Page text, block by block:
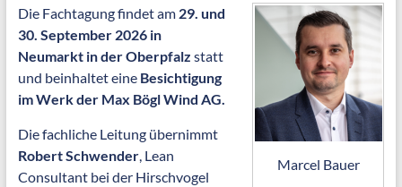
Marcel Bauer
Die Fachtagung findet am 29. und
30. September 2026 in
Neumarkt in der Oberpfalz statt
und beinhaltet eine Besichtigung
im Werk der Max Bögl Wind AG.
Die fachliche Leitung übernimmt
Robert Schwender, Lean
Consultant bei der Hirschvogel